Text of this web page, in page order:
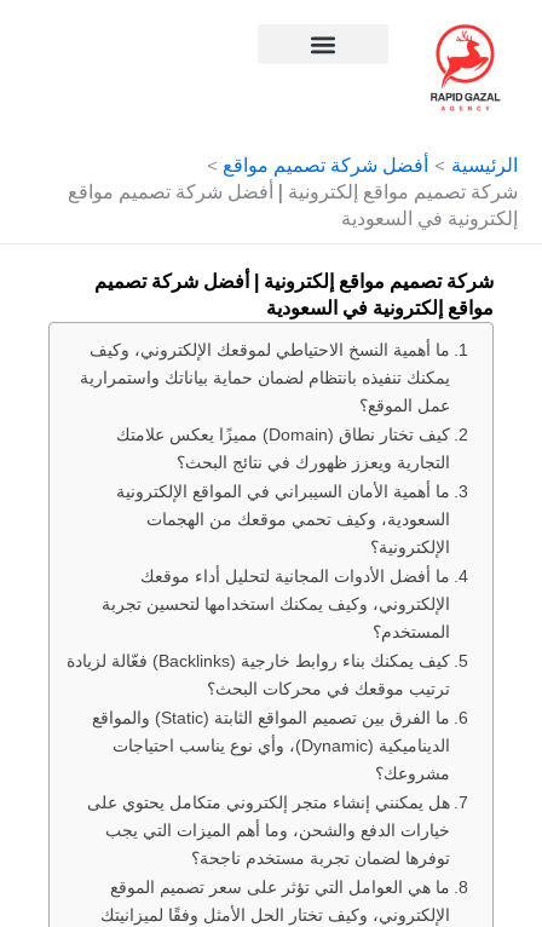
الرئيسية
أفضل شركة تصميم مواقع
شركة تصميم مواقع إلكترونية | أفضل شركة تصميم مواقع
إلكترونية في السعودية
شركة تصميم مواقع إلكترونية | أفضل شركة تصميم
مواقع إلكترونية في السعودية
ما أهمية النسخ الاحتياطي لموقعك الإلكتروني، وكيف
يمكنك تنفيذه بانتظام لضمان حماية بياناتك واستمرارية
عمل الموقع؟
كيف تختار نطاق (Domain) مميزًا يعكس علامتك
التجارية ويعزز ظهورك في نتائج البحث؟
ما أهمية الأمان السيبراني في المواقع الإلكترونية
السعودية، وكيف تحمي موقعك من الهجمات
الإلكترونية؟
ما أفضل الأدوات المجانية لتحليل أداء موقعك
الإلكتروني، وكيف يمكنك استخدامها لتحسين تجربة
المستخدم؟
كيف يمكنك بناء روابط خارجية (Backlinks) فعّالة لزيادة
ترتيب موقعك في محركات البحث؟
ما الفرق بين تصميم المواقع الثابتة (Static) والمواقع
الديناميكية (Dynamic)، وأي نوع يناسب احتياجات
مشروعك؟
هل يمكنني إنشاء متجر إلكتروني متكامل يحتوي على
خيارات الدفع والشحن، وما أهم الميزات التي يجب
توفرها لضمان تجربة مستخدم ناجحة؟
ما هي العوامل التي تؤثر على سعر تصميم الموقع
الإلكتروني، وكيف تختار الحل الأمثل وفقًا لميزانيتك